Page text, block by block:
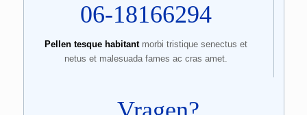
06-18166294
Pellen tesque habitantmorbi tristique senectus et
netus et malesuada fames ac cras amet.